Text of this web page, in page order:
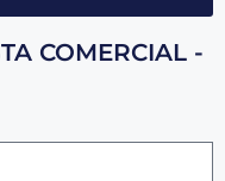
COMERCIAL -